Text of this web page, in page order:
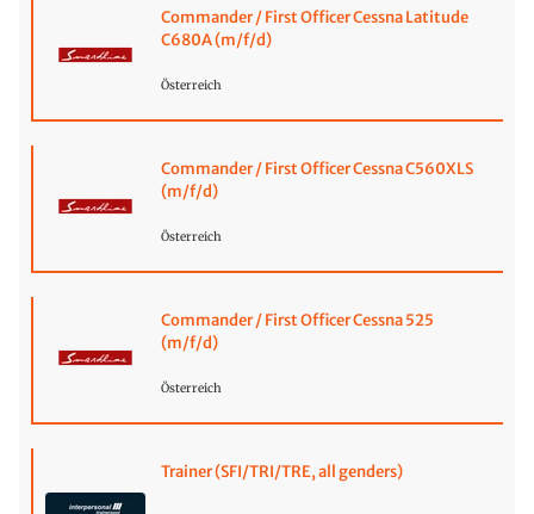
Commander / First Officer Cessna Latitude
C680A (m/f/d)
Österreich
Commander / First Officer Cessna C560XLS
(m/f/d)
Österreich
Commander / First Officer Cessna 525
(m/f/d)
Österreich
Trainer (SFI/TRI/TRE, all genders)